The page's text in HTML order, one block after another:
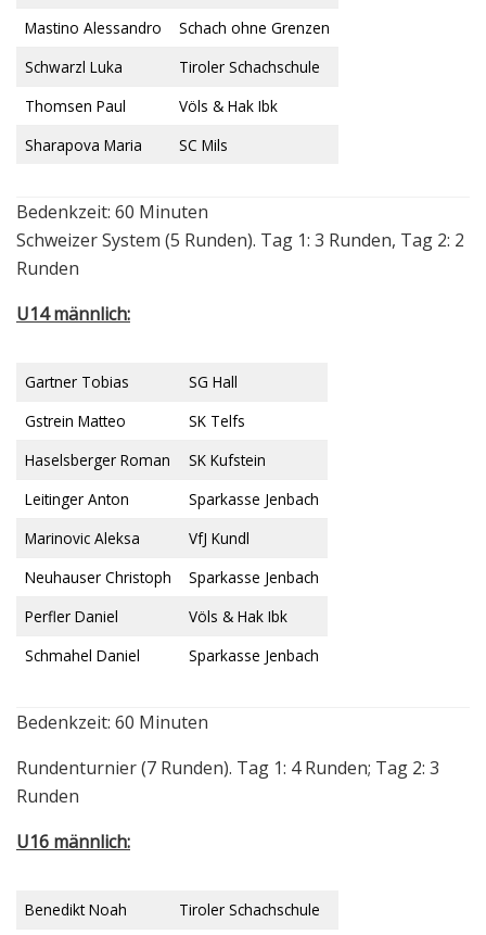
Mastino Alessandro
Schach ohne Grenzen
Schwarzl Luka
Tiroler Schachschule
Thomsen Paul
Völs & Hak Ibk
Sharapova Maria
SC Mils
Bedenkzeit: 60 Minuten
Schweizer System (5 Runden). Tag 1: 3 Runden, Tag 2: 2
Runden
U14 männlich:
Gartner Tobias
SG Hall
Gstrein Matteo
SK Telfs
Haselsberger Roman
SK Kufstein
Leitinger Anton
Sparkasse Jenbach
Marinovic Aleksa
VfJ Kundl
Neuhauser Christoph
Sparkasse Jenbach
Perfler Daniel
Völs & Hak Ibk
Schmahel Daniel
Sparkasse Jenbach
Bedenkzeit: 60 Minuten
Rundenturnier (7 Runden). Tag 1: 4 Runden; Tag 2: 3
Runden
U16 männlich:
Benedikt Noah
Tiroler Schachschule